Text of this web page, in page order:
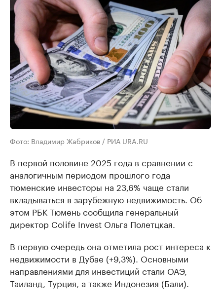
Фото: Владимир Жабриков / РИА URA.RU
В первой половине 2025 года в сравнении с
аналогичным периодом прошлого года
тюменские инвесторы на 23,6% чаще стали
вкладываться в зарубежную недвижимость. Об
этом РБК Тюмень сообщила генеральный
директор Colife Invest Ольга Полетцкая.
В первую очередь она отметила рост интереса к
недвижимости в Дубае (+9,3%). Основными
направлениями для инвестиций стали ОАЭ,
Таиланд, Турция, а также Индонезия (Бали).